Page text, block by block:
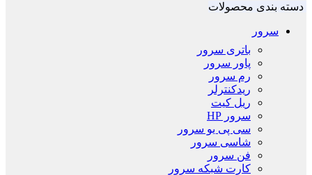
دسته بندی محصولات
سرور
باتری سرور
پاور سرور
رم سرور
ریدکنترلر
ریل کیت
سرور HP
سی پی یو سرور
شاسی سرور
فن سرور
کارت شبکه سرور